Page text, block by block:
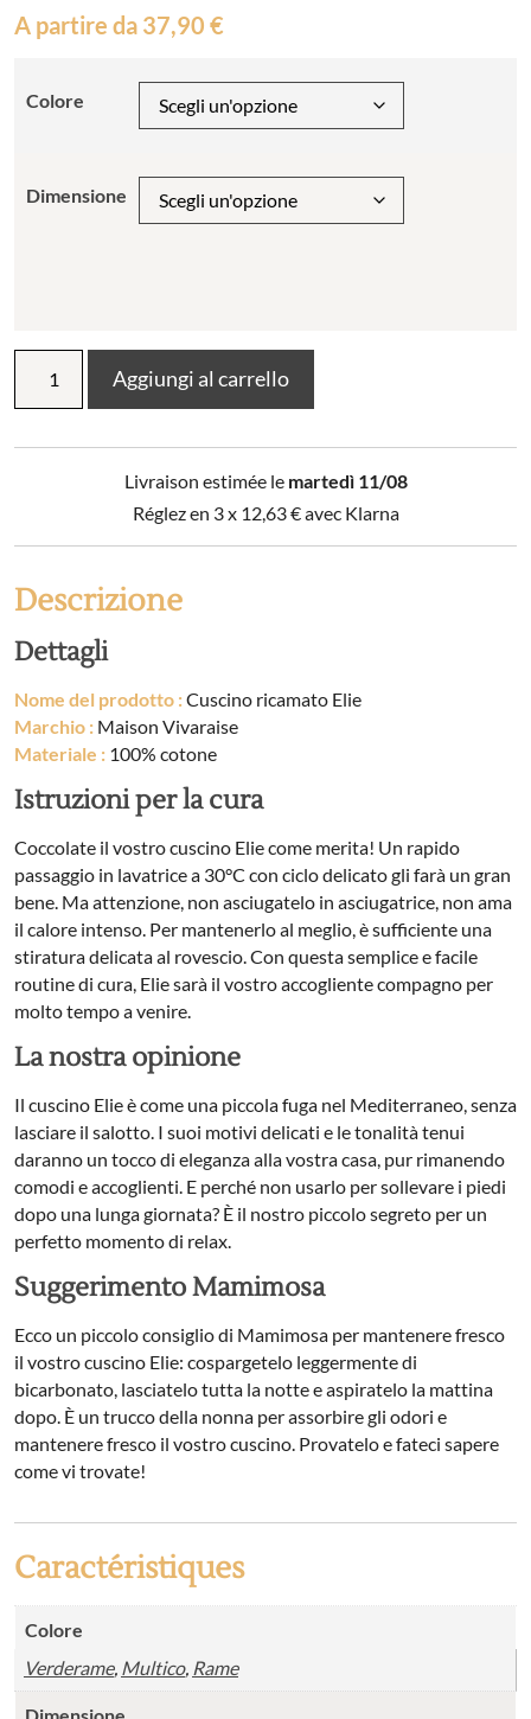
A partire da 37,90 €
Colore
Dimensione
ricamato
Elie
Aggiungi al carrello
Livraison estimée le martedì 11/08
Réglez en 3 x 12,63€avec Klarna
Descrizione
Dettagli
Nome del prodotto :Cuscino ricamato Elie
Marchio : Maison Vivaraise
Materiale : 100% cotone
Istruzioni per la cura
Coccolate il vostro cuscino Elie come merita! Un rapido
passaggio in lavatrice a 30°C con ciclo delicato gli farà un gran
bene. Ma attenzione, non asciugatelo in asciugatrice, non ama
il calore intenso. Per mantenerlo al meglio, è sufficiente una
stiratura delicata al rovescio. Con questa semplice e facile
routine di cura, Elie sarà il vostro accogliente compagno per
molto tempo a venire.
La nostra opinione
Il cuscino Elie è come una piccola fuga nel Mediterraneo, senza
lasciare il salotto. I suoi motivi delicati e le tonalità tenui
daranno un tocco di eleganza alla vostra casa, pur rimanendo
comodi e accoglienti. E perché non usarlo per sollevare i piedi
dopo una lunga giornata? È il nostro piccolo segreto per un
perfetto momento di relax.
Suggerimento Mamimosa
Ecco un piccolo consiglio di Mamimosa per mantenere fresco
il vostro cuscino Elie: cospargetelo leggermente di
bicarbonato, lasciatelo tutta la notte e aspiratelo la mattina
dopo. È un trucco della nonna per assorbire gli odori e
mantenere fresco il vostro cuscino. Provatelo e fateci sapere
come vi trovate!
Caractéristiques
Colore
Verderame, Multico, Rame
Dimensione